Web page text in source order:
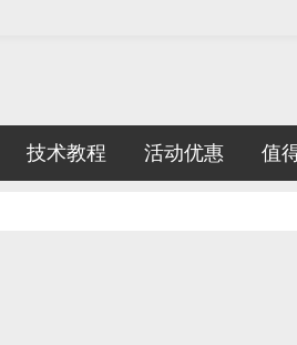
技术教程 活动优惠 值